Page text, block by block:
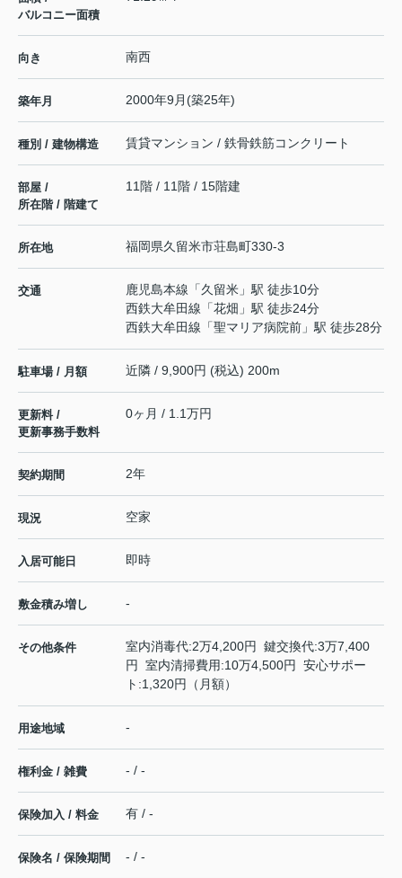
バルコニー面積
向き 南西
築年月 2000年9月(築25年)
種別 / 建物構造 賃貸マンション / 鉄骨鉄筋コンクリート
部屋 /
所在階 / 階建て
11階 / 11階 / 15階建
所在地 福岡県久留米市荘島町330-3
交通 鹿児島本線 「久留米 」駅 徒歩10分
西鉄大牟田線 「花畑 」駅 徒歩24分
西鉄大牟田線 「聖マリア病院前 」駅 徒歩28分
駐車場 / 月額 近隣 / 9,900円 (税込) 200m
更新料 /
更新事務手数料
0ヶ月 / 1.1万円
契約期間 2年
現況 空家
入居可能日 即時
敷金積み増し -
その他条件
室内消毒代:2万4,200円 鍵交換代:3万7,400
円 室内清掃費用:10万4,500円 安心サポー
ト:1,320円（月額）
用途地域 -
権利金 / 雑費 - / -
保険加入 / 料金 有 / -
保険名 / 保険期間 - / -